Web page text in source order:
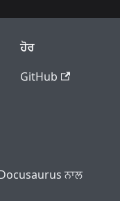
ਹੋਰ
GitHub
ਨਾਲ